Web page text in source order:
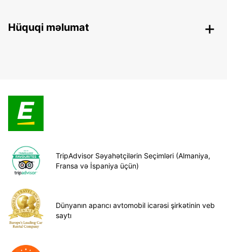
Hüquqi məlumat
TripAdvisor Səyahətçilərin Seçimləri (Almaniya,
Fransa və İspaniya üçün)
Dünyanın aparıcı avtomobil icarəsi şirkətinin veb
saytı